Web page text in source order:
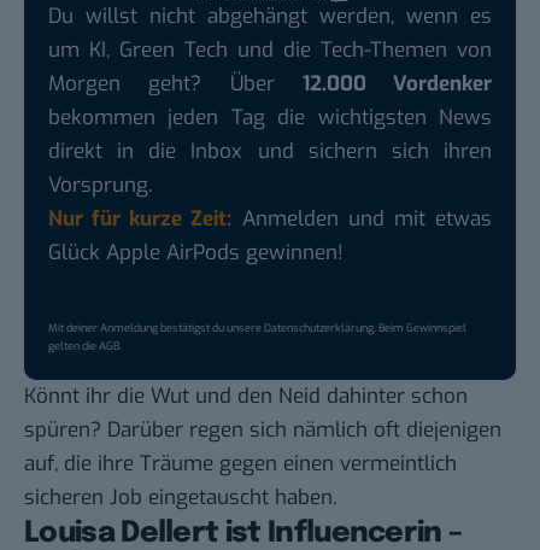
Du willst nicht abgehängt werden, wenn es
um KI, Green Tech und die Tech-Themen von
Morgen geht? Über 12.000 Vordenker
bekommen jeden Tag die wichtigsten News
direkt in die Inbox und sichern sich ihren
Vorsprung.
Nur für kurze Zeit: Anmelden und mit etwas
Glück Apple AirPods gewinnen!
Mit deiner Anmeldung bestätigst du unsereDatenschutzerklärung. Beim Gewinnspiel
gelten dieAGB.
Könnt ihr die Wut und den Neid dahinter schon
spüren? Darüber regen sich nämlich oft diejenigen
auf, die ihre Träume gegen einen vermeintlich
sicheren Job eingetauscht haben.
Louisa Dellert ist Influencerin –